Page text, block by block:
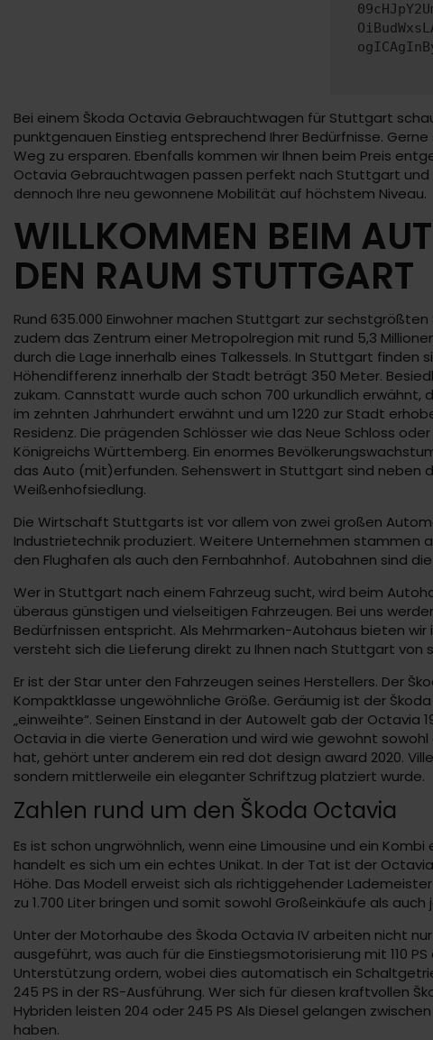
Bei einem Škoda Octavia Gebrauchtwagen für Stuttgart
punktgenauen Einstieg entsprechend Ihrer Bedürfnisse.
Weg zu ersparen. Ebenfalls kommen wir Ihnen beim Preis
Octavia Gebrauchtwagen passen perfekt nach Stuttgart und
dennoch Ihre neu gewonnene Mobilität auf höchstem Niveau.
WILLKOMMEN BEIM
DEN RAUM STUTTGART
Rund 635.000 Einwohner machen Stuttgart zur
zudem das Zentrum einer Metropolregion mit rund 5,3
durch die Lage innerhalb eines Talkessels. In Stuttgart
Höhendifferenz innerhalb der Stadt beträgt 350 Meter.
zukam. Cannstatt wurde auch schon 700 urkundlich
im zehnten Jahrhundert erwähnt und um 1220 zur Stadt
Residenz. Die prägenden Schlösser wie das Neue Schloss
Königreichs Württemberg. Ein enormes
das Auto (mit)erfunden. Sehenswert in Stuttgart sind neben
Weißenhofsiedlung.
Die Wirtschaft Stuttgarts ist vor allem von zwei großen
Industrietechnik produziert. Weitere Unternehmen stammen
den Flughafen als auch den Fernbahnhof. Autobahnen sind die
Wer in Stuttgart nach einem Fahrzeug sucht, wird beim
überaus günstigen und vielseitigen Fahrzeugen. Bei uns
Bedürfnissen entspricht. Als Mehrmarken-Autohaus bieten
versteht sich die Lieferung direkt zu Ihnen nach Stuttgart von
Er ist der Star unter den Fahrzeugen seines Herstellers. Der
Kompaktklasse ungewöhnliche Größe. Geräumig ist der
„einweihte“. Seinen Einstand in der Autowelt gab der Octavia
Octavia in die vierte Generation und wird wie gewohnt
hat, gehört unter anderem ein red dot design award 2020.
sondern mittlerweile ein eleganter Schriftzug platziert wurde.
Zahlen rund um den Škoda Octavia
Es ist schon ungrwöhnlich, wenn eine Limousine und ein
handelt es sich um ein echtes Unikat. In der Tat ist der
Höhe. Das Modell erweist sich als richtiggehender
zu 1.700 Liter bringen und somit sowohl Großeinkäufe als
Unter der Motorhaube des Škoda Octavia IV arbeiten nicht
ausgeführt, was auch für die Einstiegsmotorisierung mit 110
Unterstützung ordern, wobei dies automatisch ein
245 PS in der RS-Ausführung. Wer sich für diesen kraftvollen
Hybriden leisten 204 oder 245 PS Als Diesel gelangen
haben.